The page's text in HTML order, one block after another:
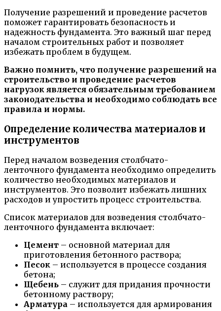
Получение разрешений и проведение расчетов
поможет гарантировать безопасность и
надежность фундамента. Это важный шаг перед
началом строительных работ и позволяет
избежать проблем в будущем.
Важно помнить, что получение разрешений на
строительство и проведение расчетов
нагрузок является обязательным требованием
законодательства и необходимо соблюдать все
правила и нормы.
Определение количества материалов и
инструментов
Перед началом возведения столбчато-
ленточного фундамента необходимо определить
количество необходимых материалов и
инструментов. Это позволит избежать лишних
расходов и упростить процесс строительства.
Список материалов для возведения столбчато-
ленточного фундамента включает:
Цемент – основной материал для
приготовления бетонного раствора;
Песок – используется в процессе создания
бетона;
Щебень – служит для придания прочности
бетонному раствору;
Арматура – используется для армирования